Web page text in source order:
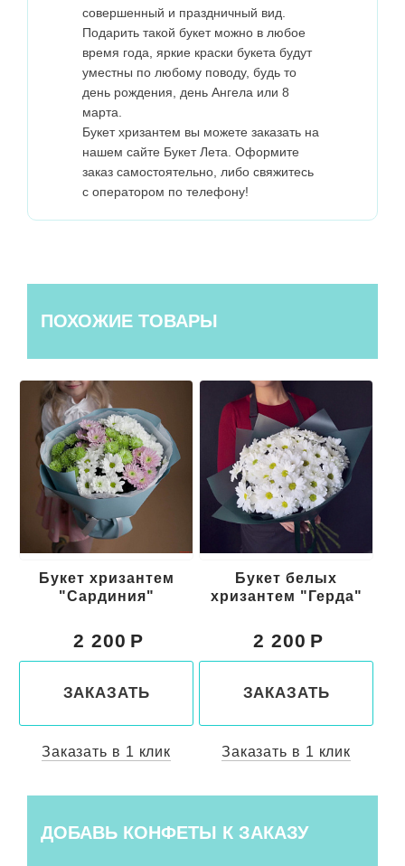
совершенный и праздничный вид.
Подарить такой букет можно в любое
время года, яркие краски букета будут
уместны по любому поводу, будь то
день рождения, день Ангела или 8
марта.
Букет хризантем вы можете заказать на
нашем сайте Букет Лета. Оформите
заказ самостоятельно, либо свяжитесь
с оператором по телефону!
ПОХОЖИЕ ТОВАРЫ
Букет белых
хризантем "Герда"
2 200
ЗАКАЗАТЬ
Заказать в 1 клик
Букет
преподавателю
2 700
ЗАКАЗАТЬ
Заказать в 1 клик
ДОБАВЬ КОНФЕТЫ К ЗАКАЗУ